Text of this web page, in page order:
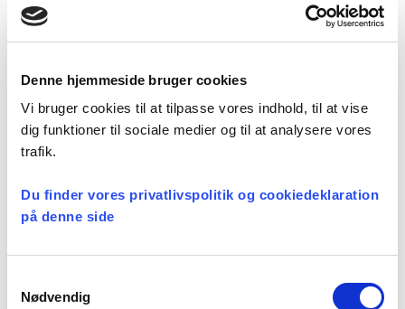
Denne hjemmeside bruger cookies
Vi bruger cookies til at tilpasse vores indhold, til at vise
dig funktioner til sociale medier og til at analysere vores
trafik.
Du finder vores privatlivspolitik og cookiedeklaration
på denne side
Nødvendig
Kategorier:
Ikke-kategoriseret,Præsteforeningen